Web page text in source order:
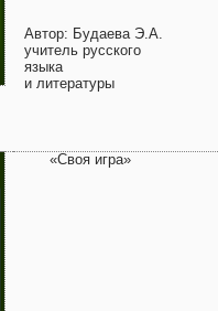
Автор: Будаева Э.А.
учитель русского
языка
и литературы
«Своя игра»